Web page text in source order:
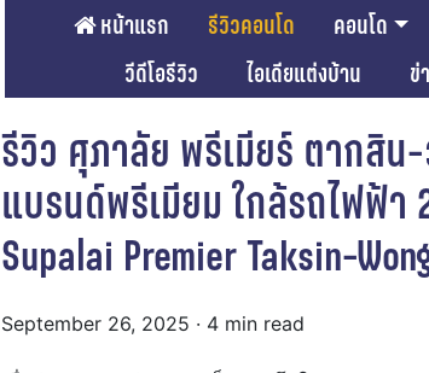
หน้าแรก รีวิวคอนโด คอนโด
วีดีโอรีวิว
ไอเดียแต่งบ้าน ข่
รีวิว ศุภาลัย พรีเมียร์ ตากสิน
แบรนด์พรีเมียม ใกล้รถไฟฟ้า
Supalai Premier Taksin-
September 26, 2025 · 4 min read